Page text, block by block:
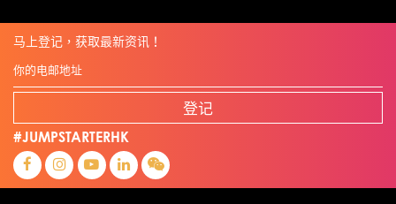
马上登记，获取最新资讯！
登记
#JUMPSTARTERHK